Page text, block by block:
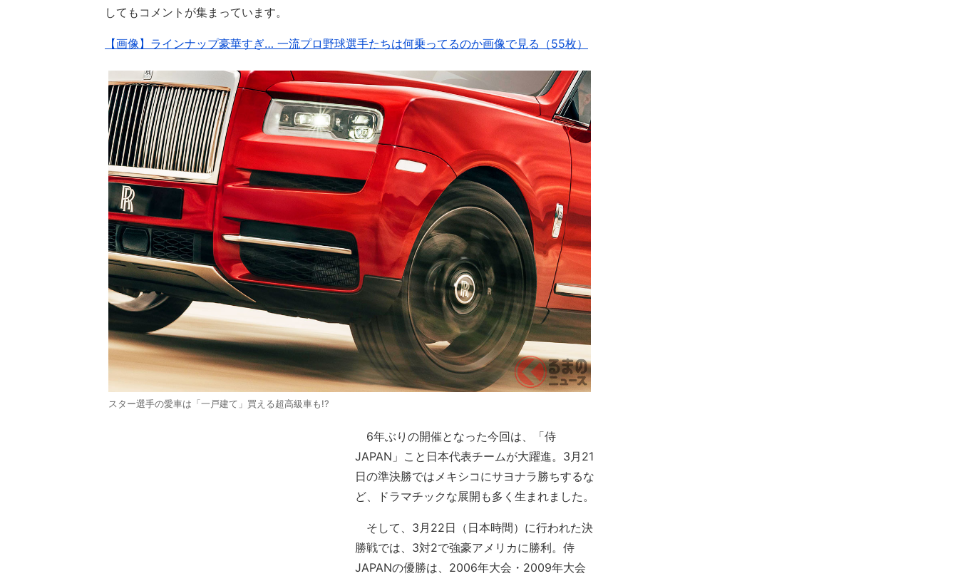
してもコメントが集まっています。
【画像】ラインナップ豪華すぎ… 一流プロ野球選手たちは何乗ってるのか画像で見る（55枚）
スター選手の愛車は「一戸建て」買える超高級車も!?
6年ぶりの開催となった今回は、「侍
JAPAN」こと日本代表チームが大躍進。3月21
日の準決勝ではメキシコにサヨナラ勝ちするな
ど、ドラマチックな展開も多く生まれました。
そして、3月22日（日本時間）に行われた決
勝戦では、3対2で強豪アメリカに勝利。侍
JAPANの優勝は、2006年大会・2009年大会